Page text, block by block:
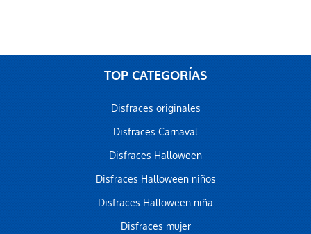
TOP CATEGORÍAS
Disfraces originales
Disfraces Carnaval
Disfraces Halloween
Disfraces Halloween niños
Disfraces Halloween niña
Disfraces mujer